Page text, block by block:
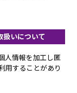
扱いについて
人情報を加工し匿
用することがあり